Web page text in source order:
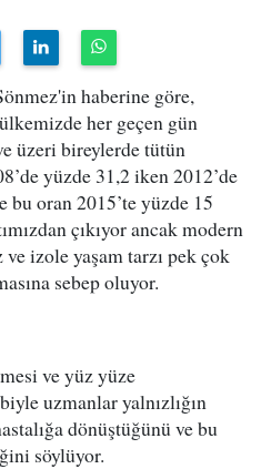
haberine göre,
her geçen gün
üzeri bireylerde tütün
yüzde 31,2 iken 2012’de
bu oran 2015’te yüzde 15
çıkıyor ancak modern
izole yaşam tarzı pek çok
sebep oluyor.
ve yüz yüze
uzmanlar yalnızlığın
dönüştüğünü ve bu
söylüyor.